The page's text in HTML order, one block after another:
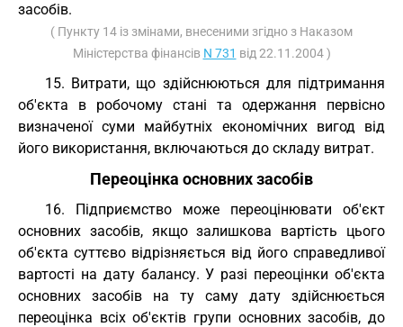
засобів.
( Пункту 14 із змінами, внесеними згідно з Наказом
Міністерства фінансів N 731 від 22.11.2004 )
15. Витрати, що здійснюються для підтримання
об'єкта в робочому стані та одержання первісно
визначеної суми майбутніх економічних вигод від
його використання, включаються до складу витрат.
Переоцінка основних засобів
16. Підприємство може переоцінювати об'єкт
основних засобів, якщо залишкова вартість цього
об'єкта суттєво відрізняється від його справедливої
вартості на дату балансу. У разі переоцінки об'єкта
основних засобів на ту саму дату здійснюється
переоцінка всіх об'єктів групи основних засобів, до